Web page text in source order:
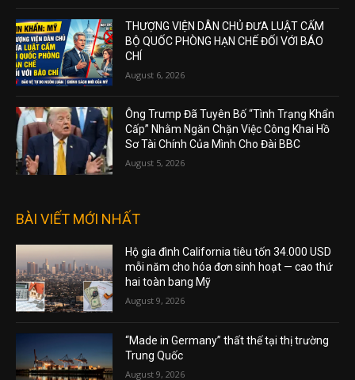
THƯỢNG VIỆN DÂN CHỦ ĐƯA LUẬT CẤM
BỘ QUỐC PHÒNG HẠN CHẾ ĐỐI VỚI BÁO
CHÍ
August 6, 2026
Ông Trump Đã Tuyên Bố “Tình Trạng Khẩn
Cấp” Nhằm Ngăn Chặn Việc Công Khai Hồ
Sơ Tài Chính Của Mình Cho Đài BBC
August 5, 2026
BÀI VIẾT MỚI NHẤT
Hộ gia đình California tiêu tốn 34.000 USD
mỗi năm cho hóa đơn sinh hoạt — cao thứ
hai toàn bang Mỹ
August 9, 2026
“Made in Germany” thất thế tại thị trường
Trung Quốc
August 9, 2026